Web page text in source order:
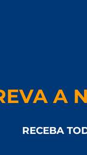
A
RECEBA